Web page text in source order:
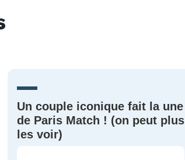
Un couple iconique fait la une
de Paris Match ! (on peut plus
les voir)
PSEUDO
?